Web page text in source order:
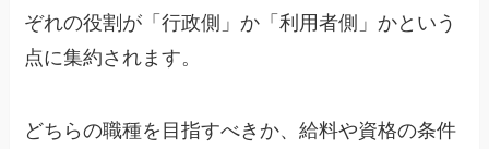
ぞれの役割が「行政側」か「利用者側」かという
点に集約されます。
どちらの職種を目指すべきか、給料や資格の条件